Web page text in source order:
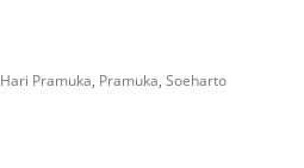
Hari Pramuka, Pramuka, Soeharto